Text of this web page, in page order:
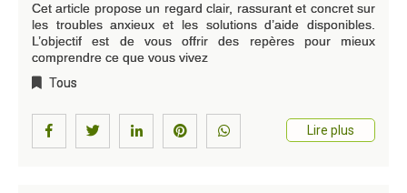
Cet article propose un regard clair, rassurant et concret sur
les troubles anxieux et les solutions d’aide disponibles.
L’objectif est de vous offrir des repères pour mieux
comprendre ce que vous vivez
Tous
Lire plus